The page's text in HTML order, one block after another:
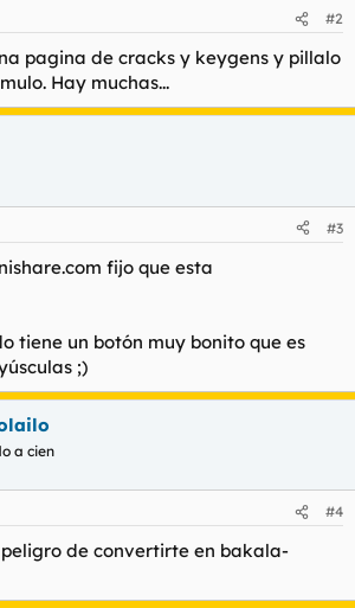
#2
pagina de cracks y keygens y pillalo
Hay muchas...
#3
fijo que esta
tiene un botón muy bonito que es
;)
a cien
#4
peligro de convertirte en bakala-